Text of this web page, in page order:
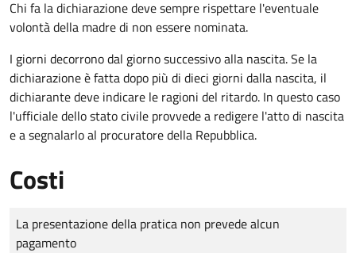
Chi fa la dichiarazione deve sempre rispettare l'eventuale
volontà della madre di non essere nominata.
I giorni decorrono dal giorno successivo alla nascita. Se la
dichiarazione è fatta dopo più di dieci giorni dalla nascita, il
dichiarante deve indicare le ragioni del ritardo. In questo caso
l'ufficiale dello stato civile provvede a redigere l'atto di nascita
e a segnalarlo al procuratore della Repubblica.
Costi
Tipo di pagamento
Importo
La presentazione della pratica non prevede alcun
pagamento